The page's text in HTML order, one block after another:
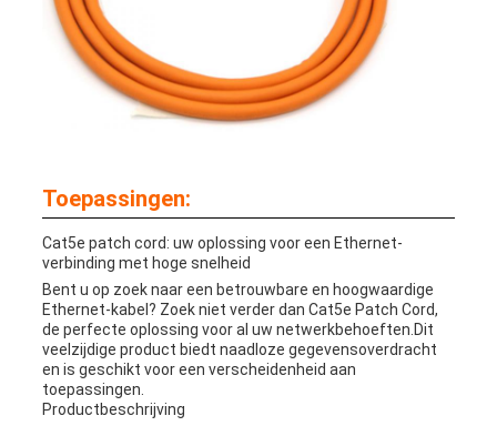
Toepassingen:
Cat5e patch cord: uw oplossing voor een Ethernet-
verbinding met hoge snelheid
Bent u op zoek naar een betrouwbare en hoogwaardige
Ethernet-kabel? Zoek niet verder dan Cat5e Patch Cord,
de perfecte oplossing voor al uw netwerkbehoeften.Dit
veelzijdige product biedt naadloze gegevensoverdracht
en is geschikt voor een verscheidenheid aan
toepassingen.
Productbeschrijving